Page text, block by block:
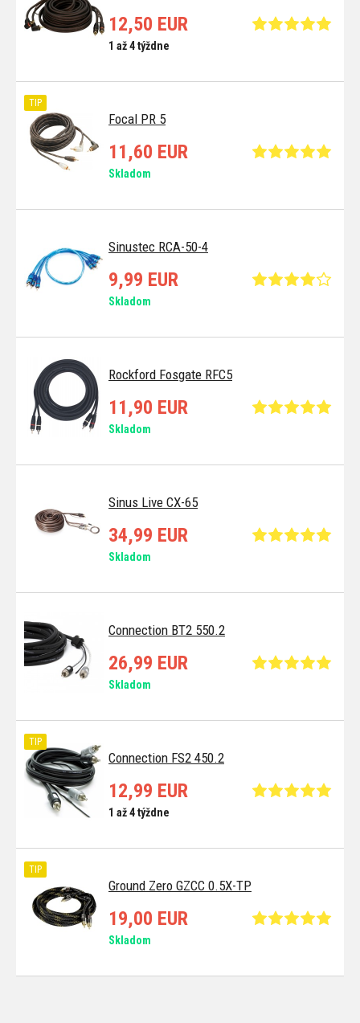
12,50 EUR
1 až 4 týždne
Focal PR 5
TIP
11,60 EUR
Skladom
Sinustec RCA-50-4
9,99 EUR
Skladom
Rockford Fosgate RFC5
11,90 EUR
Skladom
Sinus Live CX-65
34,99 EUR
Skladom
Connection BT2 550.2
26,99 EUR
Skladom
Connection FS2 450.2
TIP
12,99 EUR
1 až 4 týždne
Ground Zero GZCC 0.5X-TP
TIP
19,00 EUR
Skladom